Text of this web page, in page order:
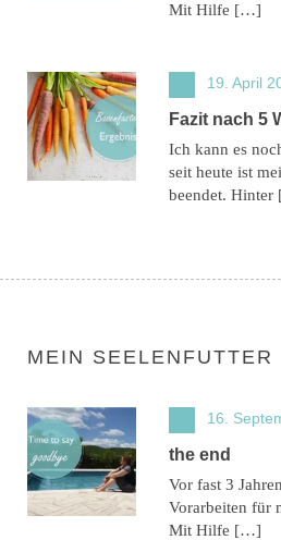
Mit Hilfe […]
19. April
Fazit nach 5
Ich kann es
seit heute ist
beendet.
MEIN SEELENFUTTER
16.
the end
Vor fast 3
Vorarbeiten für
Mit Hilfe […]